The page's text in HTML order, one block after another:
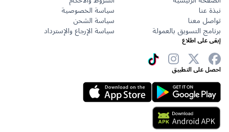
معنا
التسويق بالعمولة
سياسة الخصوصية
سياسة الشحن
سياسة الإرجاع والإسترداد
اطلاع
على التطبيق